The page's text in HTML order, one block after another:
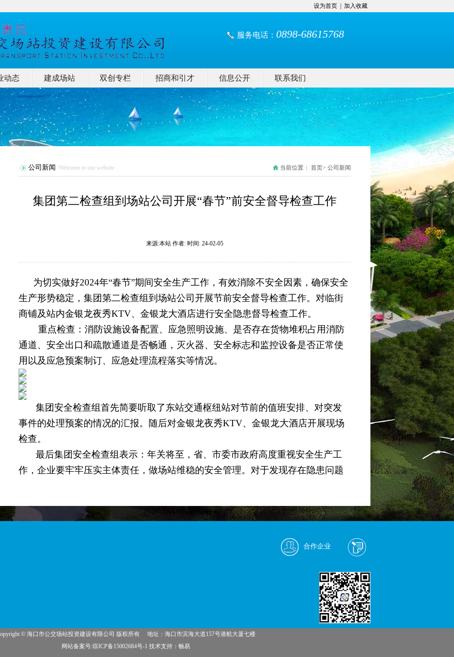
设为首页 加入收藏
服务电话： 0898-68615768
动态 建成场站 双创专栏 招商和引才 信息公开 联系我们
公司新闻 /Welcome to our website 当前位置： 首页> 公司新闻
集团第二检查组到场站公司开展“春节”前安全督导检查工作
来源:本站 作者: 时间: 24-02-05
为切实做好2024年“春节”期间安全生产工作，有效消除不安全因素，确保安全
生产形势稳定，集团第二检查组到场站公司开展节前安全督导检查工作。对临街
商铺及站内金银龙夜秀KTV、金银龙大酒店进行安全隐患督导检查工作。
重点检查：消防设施设备配置、应急照明设施、是否存在货物堆积占用消防
通道、安全出口和疏散通道是否畅通，灭火器、安全标志和监控设备是否正常使
用以及应急预案制订、应急处理流程落实等情况。
集团安全检查组首先简要听取了东站交通枢纽站对节前的值班安排、对突发
事件的处理预案的情况的汇报。随后对金银龙夜秀KTV、金银龙大酒店开展现场
检查。
最后集团安全检查组表示：年关将至，省、市委市政府高度重视安全生产工
作，企业要牢牢压实主体责任，做场站维稳的安全管理。对于发现存在隐患问题
的安全形势持续稳定。
将以此次督查为契机进一步宣传、贯彻、落实上级有关安全工作精神，扎实开展
合作企业
© 海口市公交场站投资建设有限公司 版权所有
地址：海口市滨海大道157号港航大厦七楼
网站备案号:琼ICP备15002684号-1 技术支持： 畅易